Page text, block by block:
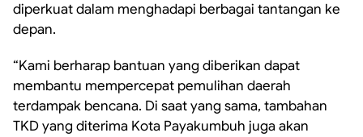
diperkuat dalam menghadapi berbagai tantangan ke
depan.
“Kami berharap bantuan yang diberikan dapat
membantu mempercepat pemulihan daerah
terdampak bencana. Di saat yang sama, tambahan
TKD yang diterima Kota Payakumbuh juga akan